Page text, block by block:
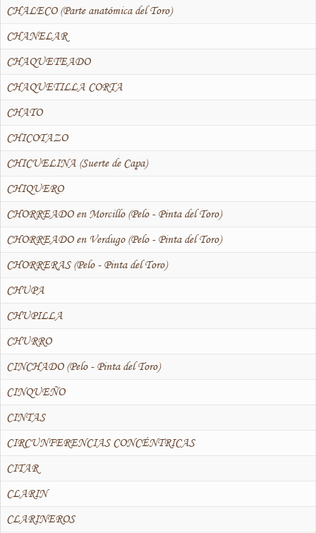
CHALECO (Parte anatómica del Toro)
CHANELAR
CHAQUETEADO
CHAQUETILLA CORTA
CHATO
CHICOTAZO
CHICUELINA (Suerte de Capa)
CHIQUERO
CHORREADO en Morcillo (Pelo - Pinta del Toro)
CHORREADO en Verdugo (Pelo - Pinta del Toro)
CHORRERAS (Pelo - Pinta del Toro)
CHUPA
CHUPILLA
CHURRO
CINCHADO (Pelo - Pinta del Toro)
CINQUEÑO
CINTAS
CIRCUNFERENCIAS CONCÉNTRICAS
CITAR
CLARIN
CLARINEROS